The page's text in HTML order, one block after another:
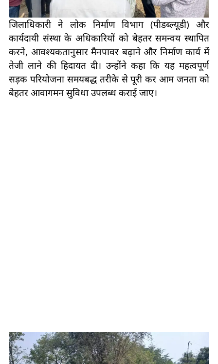
जिलाधिकारी ने लोक निर्माण विभाग (पीडब्ल्यूडी) और
कार्यदायी संस्था के अधिकारियों को बेहतर समन्वय स्थापित
करने, आवश्यकतानुसार मैनपावर बढ़ाने और निर्माण कार्य में
तेजी लाने की हिदायत दी। उन्होंने कहा कि यह महत्वपूर्ण
सड़क परियोजना समयबद्ध तरीके से पूरी कर आम जनता को
बेहतर आवागमन सुविधा उपलब्ध कराई जाए।